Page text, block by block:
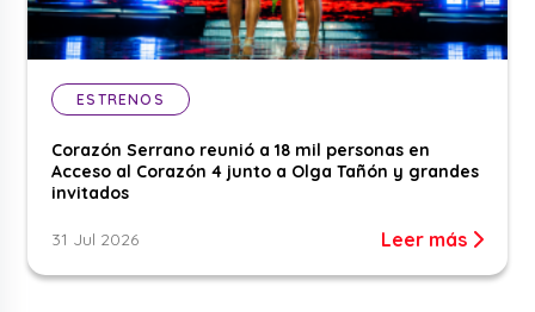
ESTRENOS
Corazón Serrano reunió a 18 mil personas en
Acceso al Corazón 4 junto a Olga Tañón y grandes
invitados
31 Jul 2026 Leer más